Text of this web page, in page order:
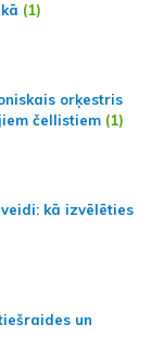
(1)
orķestris
čellistiem (1)
kā izvēlēties
un